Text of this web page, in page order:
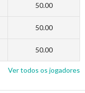
50.00
50.00
50.00
Ver todos os jogadores